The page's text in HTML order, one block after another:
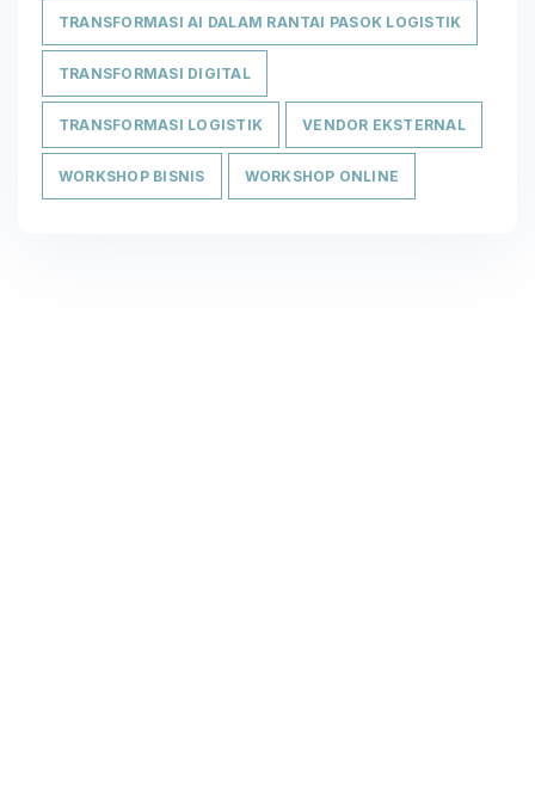
TRANSFORMASI AI DALAM RANTAI PASOK LOGISTIK
TRANSFORMASI DIGITAL
TRANSFORMASI LOGISTIK VENDOR EKSTERNAL
WORKSHOP BISNIS WORKSHOP ONLINE